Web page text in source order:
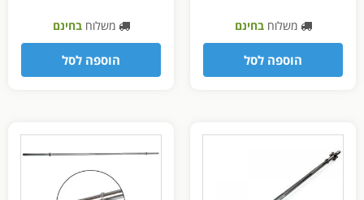
משלוחבחינם
הוספה לסל
משלוחבחינם
הוספה לסל